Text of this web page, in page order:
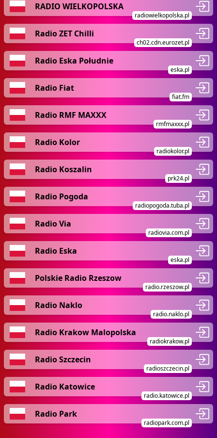
RADIO WIELKOPOLSKA
radiowielkopolska.pl
Radio ZET Chilli
ch02.cdn.eurozet.pl
Radio Eska Południe
eska.pl
Radio Fiat
fiat.fm
Radio RMF MAXXX
rmfmaxxx.pl
Radio Kolor
radiokolor.pl
Radio Koszalin
prk24.pl
Radio Pogoda
radiopogoda.tuba.pl
Radio Via
radiovia.com.pl
Radio Eska
eska.pl
Polskie Radio Rzeszow
radio.rzeszow.pl
Radio Naklo
radio.naklo.pl
Radio Krakow Malopolska
radiokrakow.pl
Radio Szczecin
radioszczecin.pl
Radio Katowice
radio.katowice.pl
Radio Park
radiopark.com.pl